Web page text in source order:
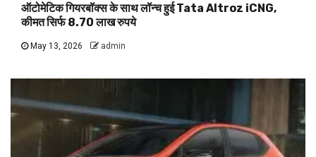
ऑटोमेटिक गियरबॉक्स के साथ लॉन्च हुई Tata Altroz iCNG,
कीमत सिर्फ 8.70 लाख रुपये
May 13, 2026 admin